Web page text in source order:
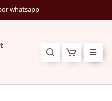
whatsapp